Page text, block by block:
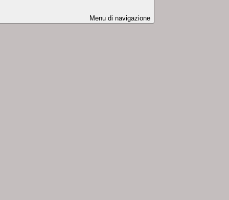
Menu di navigazione